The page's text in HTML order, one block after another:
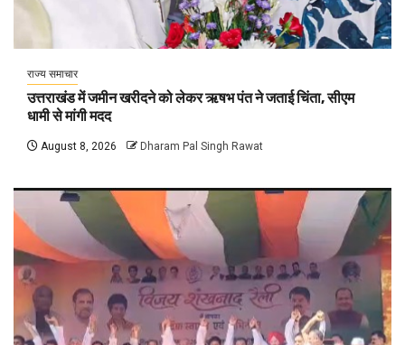
राज्य समाचार
उत्तराखंड में जमीन खरीदने को लेकर ऋषभ पंत ने जताई चिंता, सीएम
धामी से मांगी मदद
August 8, 2026 Dharam Pal Singh Rawat